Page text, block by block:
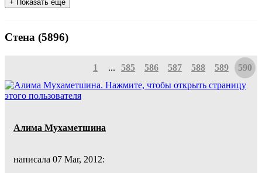
+ Показать ещё
Стена (5896)
1 ... 585 586 587 588 589 590
Алима Мухаметшина
написала 07 Mar, 2012: